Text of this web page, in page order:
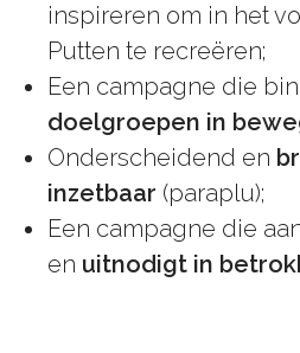
inspireren om in het
Putten te recreëren;
Een campagne die
doelgroepen in
Onderscheidend en
inzetbaar (paraplu);
Een campagne die
en uitnodigt in